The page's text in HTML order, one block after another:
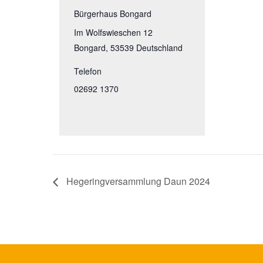
Bürgerhaus Bongard
Im Wolfswieschen 12
Bongard, 53539 Deutschland
Telefon
02692 1370
Hegeringversammlung Daun 2024